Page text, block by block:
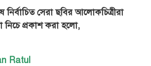
নির্বাচিত সেরা ছবির আলোকচিত্রীরা
নিচে প্রকাশ করা হলো,
Ratul